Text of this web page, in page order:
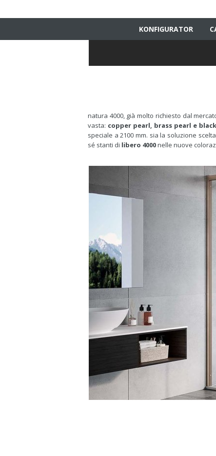
KONFIGURATOR
natura 4000, già molto richiesto dal
vasta: copper pearl, brass pearl e
speciale a 2100 mm. sia la soluzione
sé stanti di libero 4000nelle nuove